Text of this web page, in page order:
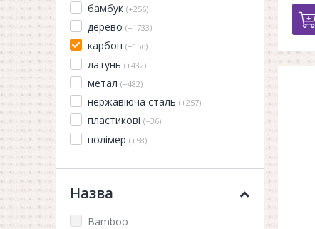
бамбук (+256)
дерево (+1733)
карбон (+156)
латунь (+432)
метал (+482)
нержавіюча сталь (+257)
пластикові (+36)
полімер (+58)
Назва
Bamboo